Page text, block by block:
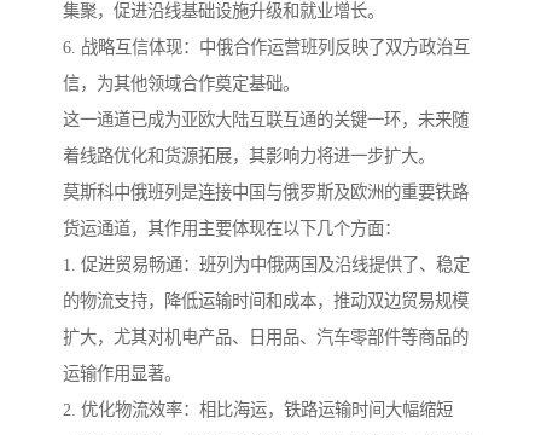
集聚，促进沿线基础设施升级和就业增长。
6. 战略互信体现：中俄合作运营班列反映了双方政治互
信，为其他领域合作奠定基础。
这一通道已成为亚欧大陆互联互通的关键一环，未来随
着线路优化和货源拓展，其影响力将进一步扩大。
莫斯科中俄班列是连接中国与俄罗斯及欧洲的重要铁路
货运通道，其作用主要体现在以下几个方面：
1. 促进贸易畅通：班列为中俄两国及沿线提供了、稳定
的物流支持，降低运输时间和成本，推动双边贸易规模
扩大，尤其对机电产品、日用品、汽车零部件等商品的
运输作用显著。
2. 优化物流效率：相比海运，铁路运输时间大幅缩短